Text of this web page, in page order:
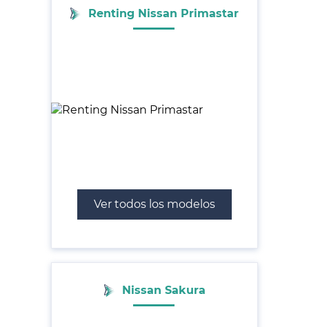
Renting Nissan Primastar
Ver todos los modelos
Nissan Sakura